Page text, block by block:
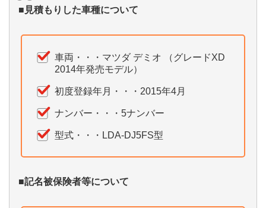
■見積もりした車種について
車両・・・マツダ デミオ （グレードXD
2014年発売モデル）
初度登録年月・・・2015年4月
ナンバー・・・5ナンバー
型式・・・LDA-DJ5FS型
■記名被保険者等について